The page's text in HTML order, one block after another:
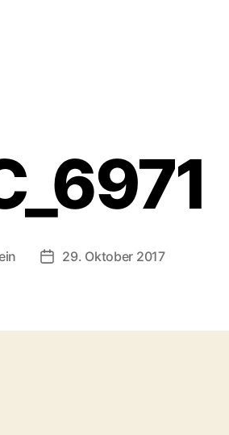
Veröffentlichungsdatum
29. Oktober 2017